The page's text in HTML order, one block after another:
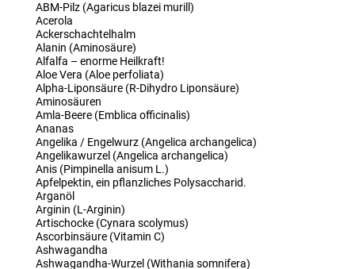
ABM-Pilz (Agaricus blazei murill)
Acerola
Ackerschachtelhalm
Alanin (Aminosäure)
Alfalfa – enorme Heilkraft!
Aloe Vera (Aloe perfoliata)
Alpha-Liponsäure (R-Dihydro Liponsäure)
Aminosäuren
Amla-Beere (Emblica officinalis)
Ananas
Angelika / Engelwurz (Angelica archangelica)
Angelikawurzel (Angelica archangelica)
Anis (Pimpinella anisum L.)
Apfelpektin, ein pflanzliches Polysaccharid.
Arganöl
Arginin (L-Arginin)
Artischocke (Cynara scolymus)
Ascorbinsäure (Vitamin C)
Ashwagandha
Ashwagandha-Wurzel (Withania somnifera)